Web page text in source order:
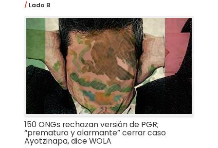
Lado B
150 ONGs rechazan versión de PGR;
“prematuro y alarmante” cerrar caso
Ayotzinapa, dice WOLA